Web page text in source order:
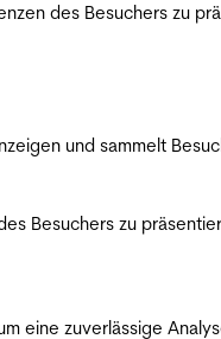
des Besuchers zu
und sammelt
Besuchers zu
eine zuverlässige